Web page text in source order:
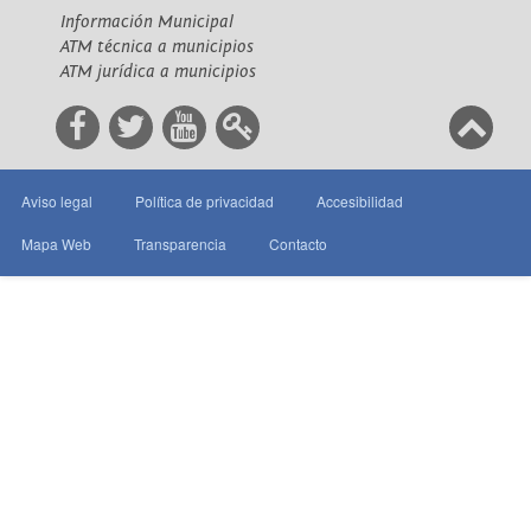
Información Municipal
ATM técnica a municipios
ATM jurídica a municipios
Aviso legal Política de privacidad Accesibilidad
Mapa Web Transparencia Contacto